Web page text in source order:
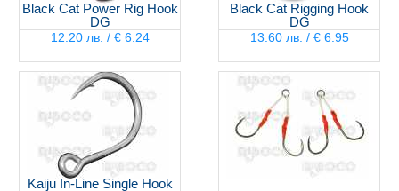
Black Cat Power Rig Hook
DG
12.20 лв. / € 6.24
Black Cat Rigging Hook
DG
13.60 лв. / € 6.95
Kaiju In-Line Single Hook